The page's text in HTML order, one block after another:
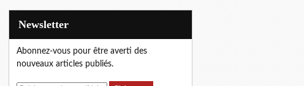
Newsletter
Abonnez-vous pour être averti des
nouveaux articles publiés.